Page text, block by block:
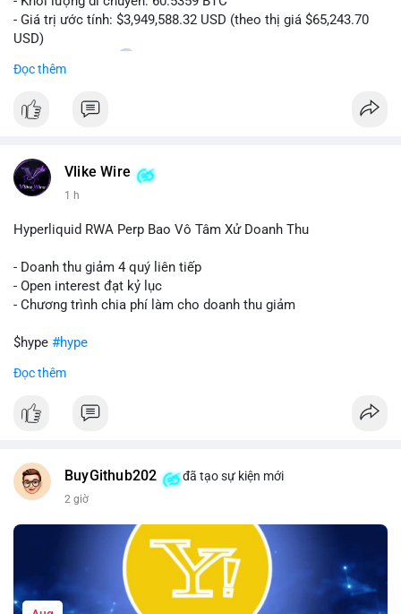
- Giá trị ước tính: $3,949,588.32 USD (theo thị giá $65,243.70
USD)
- Thời gian: 15:20
Nhận định phân tích:
Khối lượng 60.5 BTC trị giá gần 4 triệu USD được di chuyển
thanh khoản trước khi đẩy giá. Nếu số BTC này được gửi lên
sàn tập trung, áp lực bán tiềm năng sẽ gia tăng. Ngược lại, nếu
củng cố niềm tin cho xu hướng tăng.
Lời khuyên:
Nhà đầu tư nên theo dõi sát dòng tiền tiếp theo từ địa chỉ này.
Nếu BTC được nạp thêm lên sàn, cần thận trọng với nhịp điều
nắm giữ vị thế hiện tại.
#60btc #dongtiencavoi
Đọc thêm
Vlike Wire
1 h
Hyperliquid RWA Perp Bao Vô Tâm Xử Doanh Thu
- Doanh thu giảm 4 quý liên tiếp
- Open interest đạt kỷ lục
- Chương trình chia phí làm cho doanh thu giảm
$hype #hype
#vlikevn
📰 Nguồn: CoinDesk
Đọc thêm
BuyGithub202 đã tạo sự kiện mới
2 giờ